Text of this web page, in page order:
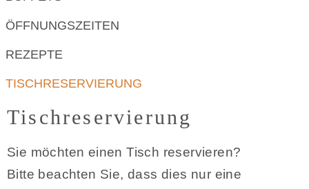
ÖFFNUNGSZEITEN
REZEPTE
TISCHRESERVIERUNG
Tischreservierung
Sie möchten einen Tisch reservieren?
Bitte beachten Sie, dass dies nur eine